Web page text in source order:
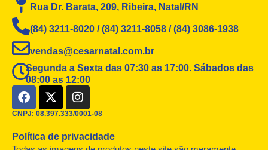
Rua Dr. Barata, 209, Ribeira, Natal/RN
(84) 3211-8020 / (84) 3211-8058 / (84) 3086-1938
vendas@cesarnatal.com.br
Segunda a Sexta das 07:30 as 17:00. Sábados das
08:00 as 12:00
F
a
c
b
X
-
t
i
I
n
s
a
CNPJ: 08.397.333/0001-08
Política de privacidade